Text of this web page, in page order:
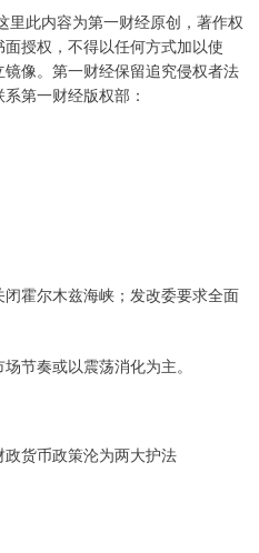
里此内容为第一财经原创，著作权
授权，不得以任何方式加以使
像。第一财经保留追究侵权者法
第一财经版权部：
霍尔木兹海峡；发改委要求全面
节奏或以震荡消化为主。
货币政策沦为两大护法